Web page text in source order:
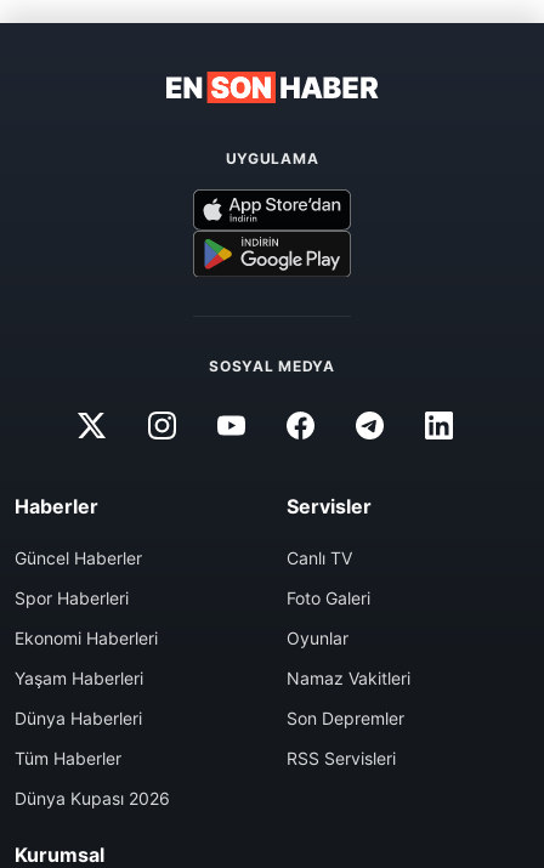
UYGULAMA
SOSYAL MEDYA
Haberler
Güncel Haberler
Spor Haberleri
Ekonomi Haberleri
Yaşam Haberleri
Dünya Haberleri
Tüm Haberler
Dünya Kupası 2026
Servisler
Canlı TV
Foto Galeri
Oyunlar
Namaz Vakitleri
Son Depremler
RSS Servisleri
Kurumsal